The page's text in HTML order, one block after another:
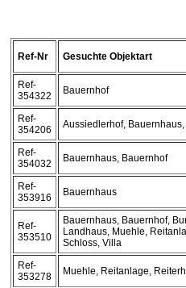
Ref-Nr Gesuchte Objektart
Ref-
354322
Bauernhof
Ref-
354206
Aussiedlerhof,
Ref-
354032
Bauernhaus, Bauernhof
Ref-
353916
Bauernhaus
Ref-
353510
Bauernhaus, Bauernhof,
Landhaus, Muehle,
Schloss, Villa
Ref-
353278
Muehle, Reitanlage,